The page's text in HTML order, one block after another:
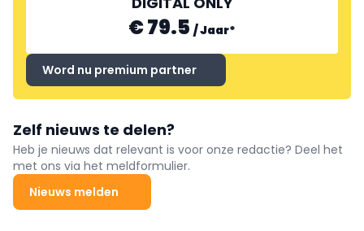
€ 79.5 /Jaar*
Word nu premium partner
Zelf nieuws te delen?
Heb je nieuws dat relevant is voor onze redactie? Deel het
met ons via het meldformulier.
Nieuws melden